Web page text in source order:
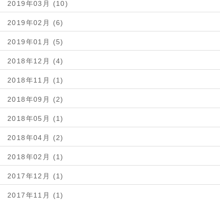
2019年03月 (10)
2019年02月 (6)
2019年01月 (5)
2018年12月 (4)
2018年11月 (1)
2018年09月 (2)
2018年05月 (1)
2018年04月 (2)
2018年02月 (1)
2017年12月 (1)
2017年11月 (1)